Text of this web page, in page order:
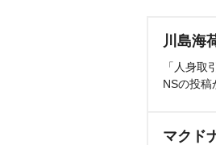
川島海
「人身
NSの投稿
マクド